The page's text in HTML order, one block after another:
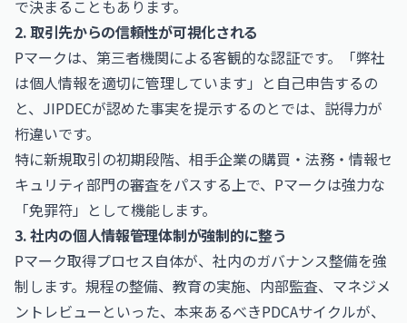
で決まることもあります。
2. 取引先からの信頼性が可視化される
Pマークは、第三者機関による客観的な認証です。「弊社
は個人情報を適切に管理しています」と自己申告するの
と、JIPDECが認めた事実を提示するのとでは、説得力が
桁違いです。
特に新規取引の初期段階、相手企業の購買・法務・情報セ
キュリティ部門の審査をパスする上で、Pマークは強力な
「免罪符」として機能します。
3. 社内の個人情報管理体制が強制的に整う
Pマーク取得プロセス自体が、社内のガバナンス整備を強
制します。規程の整備、教育の実施、内部監査、マネジメ
ントレビューといった、本来あるべきPDCAサイクルが、